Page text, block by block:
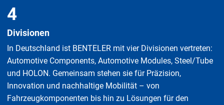
4
Divisionen
In Deutschland ist BENTELER mit vier Divisionen vertreten:
Automotive Components, Automotive Modules, Steel/Tube
und HOLON. Gemeinsam stehen sie für Präzision,
Innovation und nachhaltige Mobilität – von
Fahrzeugkomponenten bis hin zu Lösungen für den